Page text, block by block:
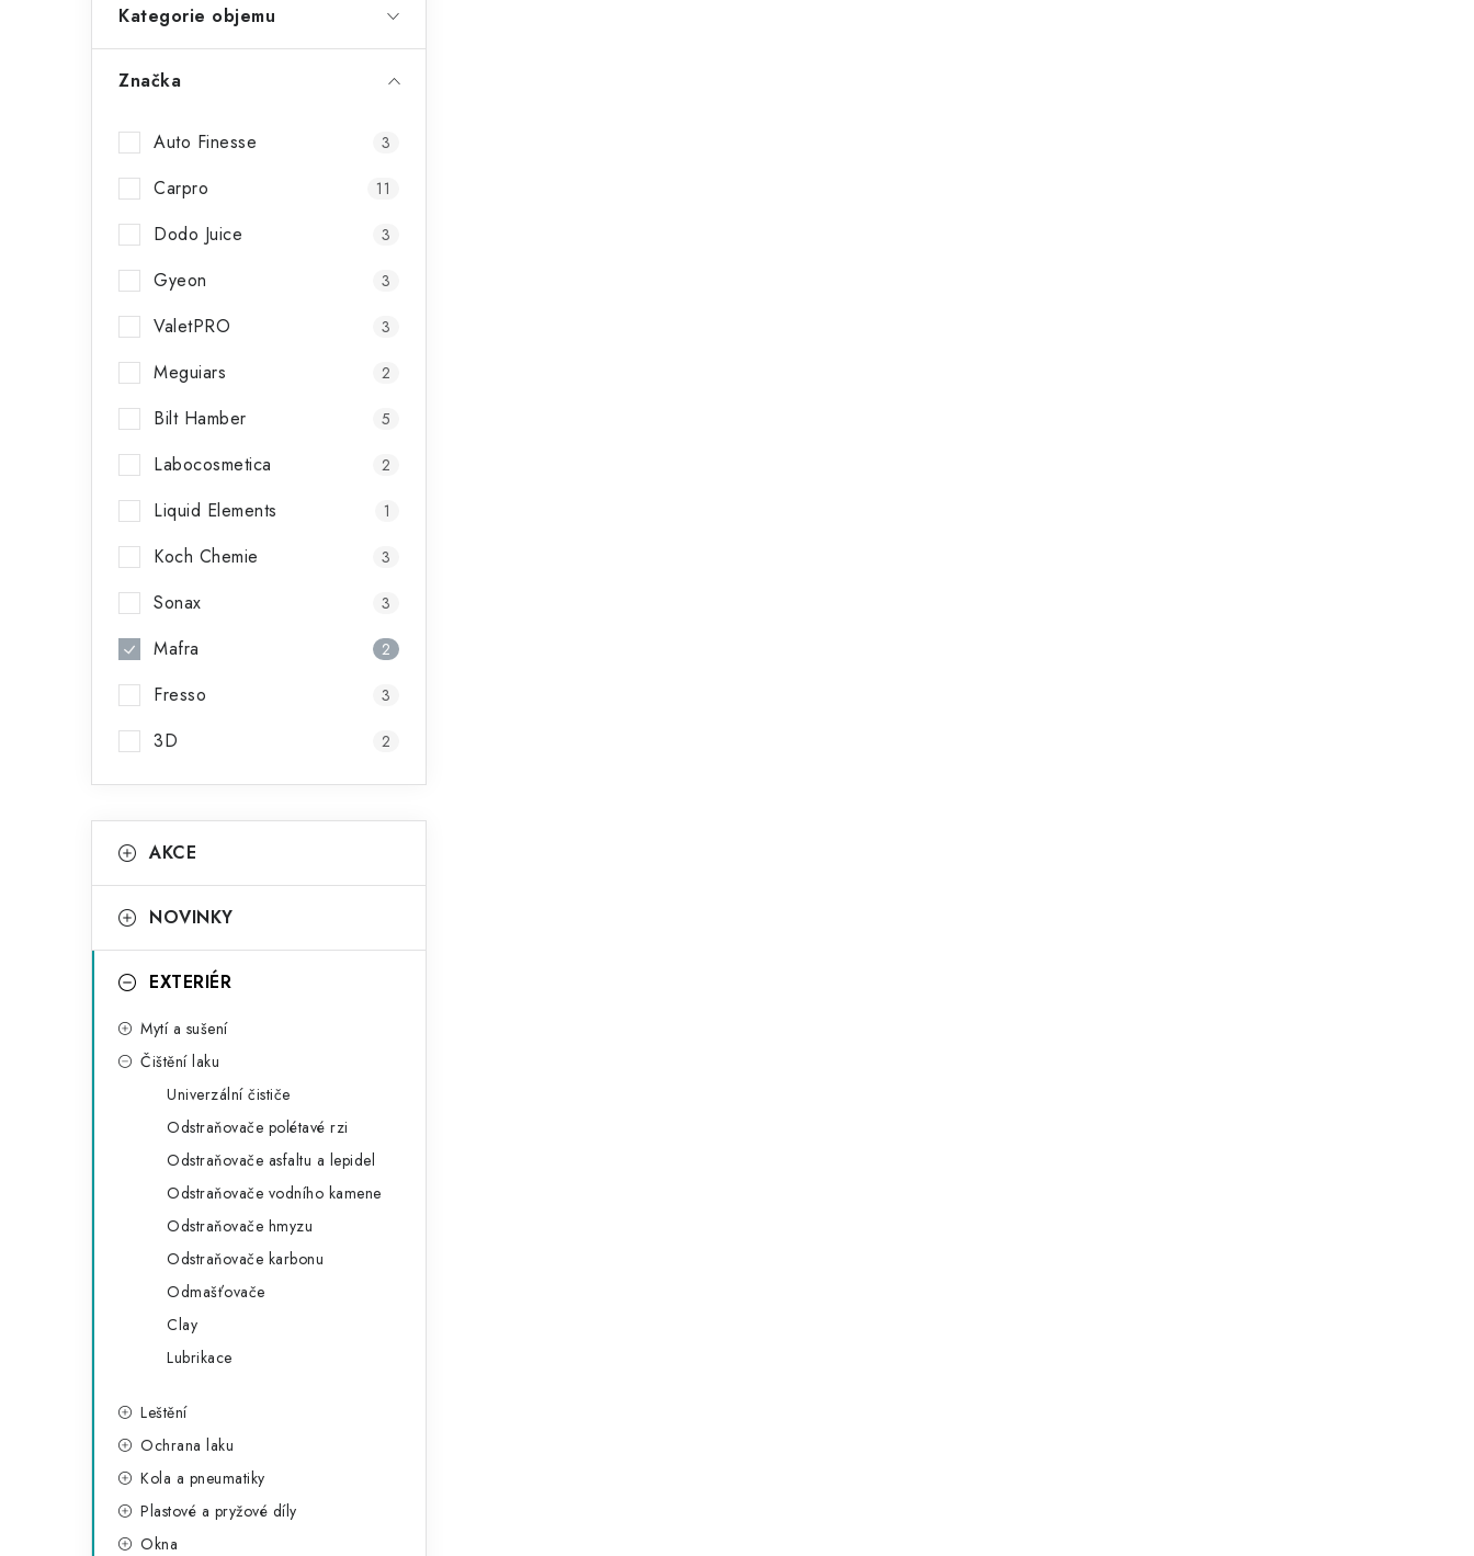
Kategorie objemu
Značka
Auto Finesse 3
Carpro 11
Dodo Juice 3
Gyeon 3
ValetPRO 3
Meguiars 2
Bilt Hamber 5
Labocosmetica 2
Liquid Elements 1
Koch Chemie 3
Sonax 3
Mafra 2
Fresso 3
3D 2
kategorie
a
e
AKCE
NOVINKY
EXTERIÉR
Mytí a sušení
Čištění laku
Univerzální čističe
Odstraňovače polétavé rzi
Odstraňovače asfaltu a lepidel
Odstraňovače vodního kamene
Odstraňovače hmyzu
Odstraňovače karbonu
Odmašťovače
Clay
Lubrikace
Leštění
Ochrana laku
Kola a pneumatiky
Plastové a pryžové díly
Okna